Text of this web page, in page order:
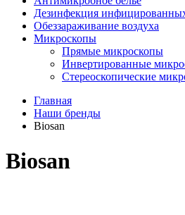
Дезинфекция
Обеззараживание воздуха
Микроскопы
Прямые микроскопы
Инвертированные
Стереоскопические
Главная
Наши бренды
Biosan
Biosan